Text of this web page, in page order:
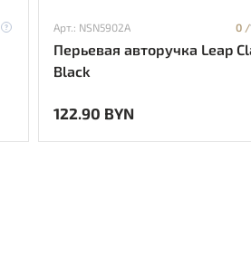
Арт.: NSN5902A 0 /
Перьевая авторучка Leap
Black
122.90 BYN